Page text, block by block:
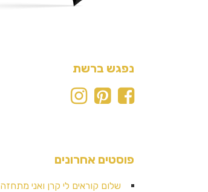
נפגש ברשת
פוסטים אחרונים
שלום קוראים לי קרן ואני מתחזה